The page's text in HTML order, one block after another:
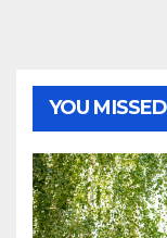
YOU MISSED